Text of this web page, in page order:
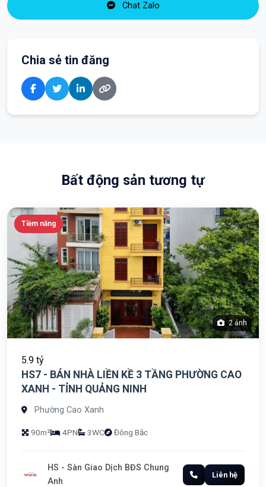
Chat Zalo
Chia sẻ tin đăng
Bất động sản tương tự
Tiềm năng
2 ảnh
5.9 tỷ
HS7 - BÁN NHÀ LIỀN KỀ 3 TẦNG PHƯỜNG CAO
XANH - TỈNH QUẢNG NINH
Phường Cao Xanh
90m² 4PN 3WC Đông Bắc
HS - Sàn Giao Dịch BĐS Chung
Anh
Liên hệ